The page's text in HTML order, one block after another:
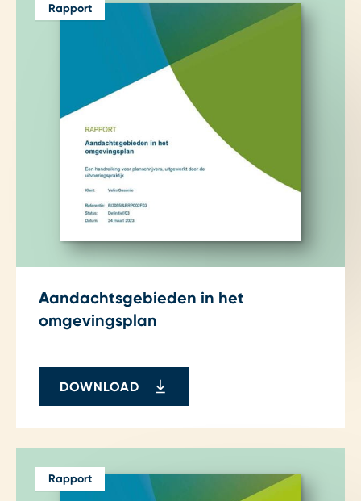
Rapport
Aandachtsgebieden in het
omgevingsplan
DOWNLOAD
Rapport